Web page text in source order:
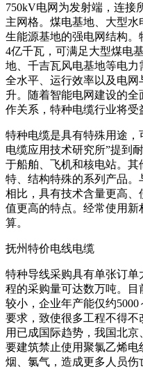
750kV电网为发射端，连接
主网格。煤电基地、大型
生能源基地的强电网结构
4亿千瓦，可满足大型煤电
地、千吉瓦风电基地等电
全水平、运行效率以及电
升。随着智能电网建设的
作关系，特种电缆行业将受
特种电缆是具有特殊用途，
电缆应用技术研究所”提到
于船舶、飞机和核电站。
特、结构特殊的系列产品
相比，具有技术含量更高
值更高的特点。经常使用
算。
抚州特价电线电缆
特种导线采购具有单张订
程的采购量可达数万吨。
较小，企业年产能仅约
要求，致使很多工程不得
用已成国际趋势，我国北
要建筑禁止使用聚氯乙烯
烟、氯气，造成更多人员